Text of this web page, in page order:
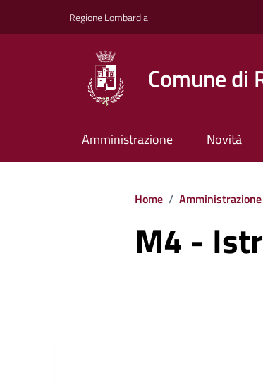
Regione Lombardia
Comune di
Amministrazione Novità
Home /
M4 -